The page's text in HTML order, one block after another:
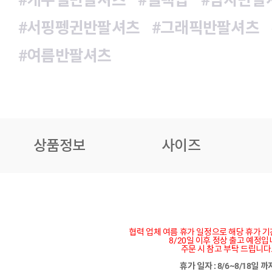
#서핑펭귄반팔셔츠
#그래픽반팔셔츠
#여름반팔셔츠
상품정보 사이즈
협력 업체 여름 휴가 일정으로 해당 휴가
8/20일 이후 정상 출고 예정입
주문 시 참고 부탁 드립니
휴가 일자 : 8/6~8/18일 까